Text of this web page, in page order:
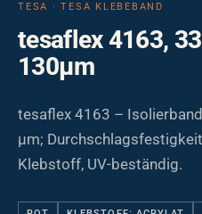
TESA · TESA KLEBEBAND
tesaflex 4163,
130µm
tesaflex 4163 –
µm;
Klebstoff, UV-beständig.